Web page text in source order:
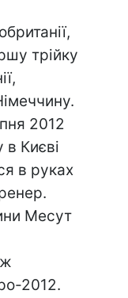
трійку
2012
в Києві
в руках
Месут
2012.